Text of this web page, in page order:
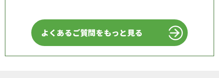
よくあるご質問をもっと見る